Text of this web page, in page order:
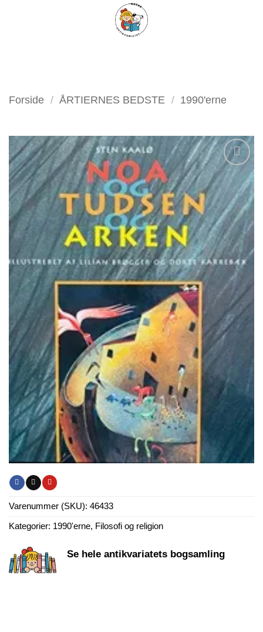
FILTER
Forside / ÅRTIERNES BEDSTE / 1990'erne
Tilføj
som
favorit
Varenummer (SKU): 46433
Kategorier: 1990'erne, Filosofi og religion
Se hele antikvariatets bogsamling